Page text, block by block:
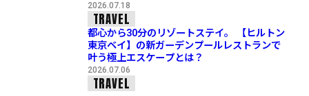
2026.07.18
TRAVEL
都心から30分のリゾートステイ。 【ヒルトン
東京ベイ】の新ガーデンプールレストランで
叶う極上エスケープとは？
2026.07.06
TRAVEL